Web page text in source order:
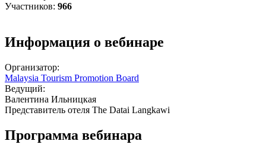
Участников: 966
Информация о вебинаре
Организатор:
Malaysia Tourism Promotion Board
Ведущий:
Валентина Ильницкая
Представитель отеля The Datai Langkawi
Программа вебинара